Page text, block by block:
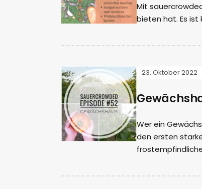
Mit
bieten hat. Es ist
23. Oktober 2022
Wer ein
den ersten